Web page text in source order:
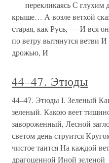
перекликаясь С глухим
крыше… А возле ветхой
старая, как Русь, — И вся
по ветру вытянутся ветви
дрожью, И
44–47. Этюды
44–47. Этюды I. Зеленый
зеленый. Какою веет
завороженный, Лесной
светом день струится
чистое таится На каждой
драгоценной Иной зеленой